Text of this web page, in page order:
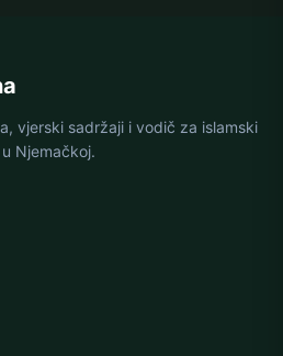
vjerski sadržaji i vodič za islamski
Njemačkoj.